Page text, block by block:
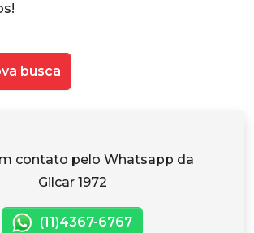
busca
contato pelo Whatsapp da
Gilcar 1972
(11)4367-6767